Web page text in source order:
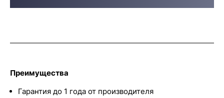
Преимущества
Гарантия до 1 года от производителя